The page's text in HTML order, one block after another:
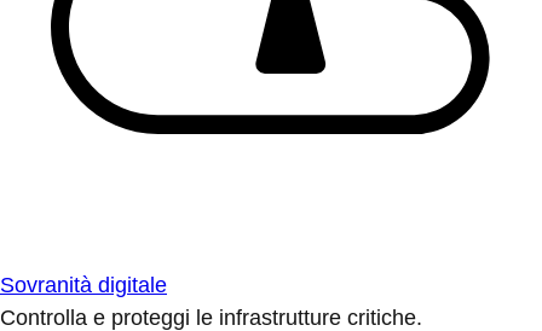
Sovranità digitale
Controlla e proteggi le infrastrutture critiche.